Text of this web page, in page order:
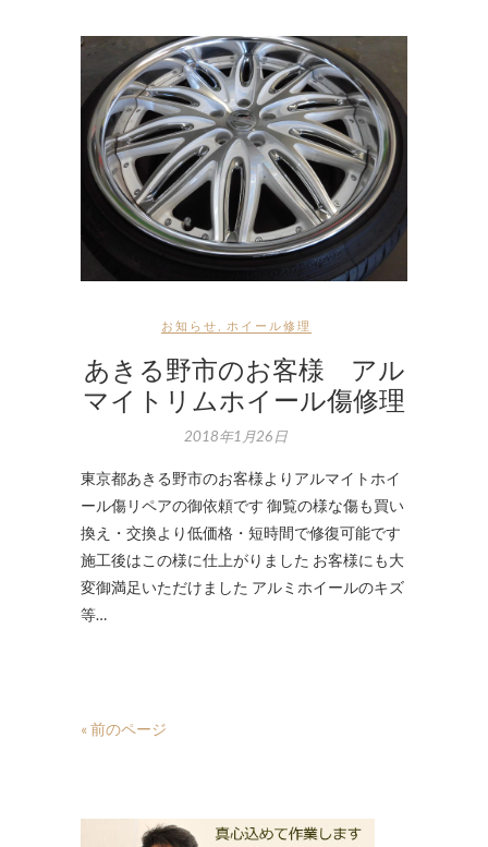
お知らせ ホイール修理
あきる野市のお客様 アル
マイトリムホイール傷修理
2018年1月26日
東京都あきる野市のお客様よりアルマイトホイ
ール傷リペアの御依頼です 御覧の様な傷も買い
換え・交換より低価格・短時間で修復可能です
施工後はこの様に仕上がりました お客様にも大
変御満足いただけました アルミホイールのキズ
等…
« 前のページ